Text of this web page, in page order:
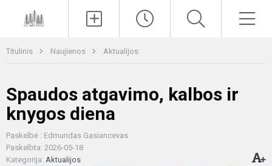
Titulinis Naujienos Aktualijos
Spaudos atgavimo, kalbos ir
knygos diena
Paskelbė : Edmundas Gasiancevas
Paskelbta: 2026-05-18
Kategorija: Aktualijos